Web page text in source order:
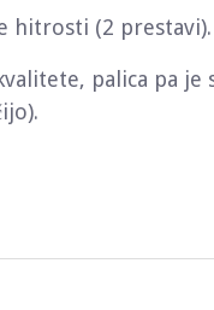
hitrosti (2 prestavi).
palica pa je